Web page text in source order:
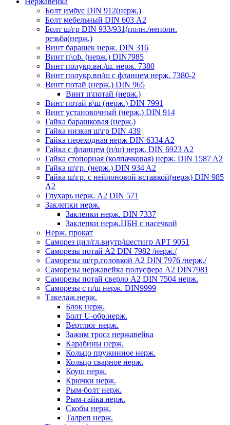
Болт имбус DIN 912(нерж.)
Болт мебельный DIN 603 А2
Болт ш/гр DIN 933/931(полн./неполн.
резьба(нерж.)
Винт барашек нерж. DIN 316
Винт п\сф. (нерж.) DIN7985
Винт полукр.вн./ш. нерж. 7380
Винт полукр.вн/ш с фланцем нерж. 7380-2
Винт потай (нерж.) DIN 965
Винт п\потай (нерж.)
Винт потай в\ш (нерж.) DIN 7991
Винт установочный (нерж.) DIN 914
Гайка барашковая (нерж.)
Гайка низкая ш\гр DIN 439
Гайка переходная нерж DIN 6334 A2
Гайка с фланцем (п/ш) нерж. DIN 6923 A2
Гайка стопорная (колпачковая) нерж. DIN 1587 A2
Гайка ш\гр. (нерж.) DIN 934 A2
Гайка ш\гр. с нейлоновой вставкой(нерж) DIN 985
A2
Глухарь нерж. А2 DIN 571
Заклепки нерж.
Заклепки нерж. DIN 7337
Заклепки нерж.ЦБН с насечкой
Нерж. прокат
Саморез цил/гл.внутр/шестигр АРТ 9051
Саморезы потай А2 DIN 7982 /нерж./
Саморезы ш/гр.головкой А2 DIN 7976 /нерж./
Саморезы нержавейка полусфера А2 DIN7981
Саморезы потай сверло А2 DIN 7504 нерж.
Саморезы с п/ш нерж. DIN9999
Такелаж.нерж.
Блок нерж.
Болт U-обр.нерж.
Вертлюг нерж.
Зажим троса нержавейка
Карабины нерж.
Кольцо пружинное нерж.
Кольцо сварное нерж.
Коуш нерж.
Крючки нерж.
Рым-болт нерж.
Рым-гайка нерж.
Скобы нерж.
Талреп нерж.